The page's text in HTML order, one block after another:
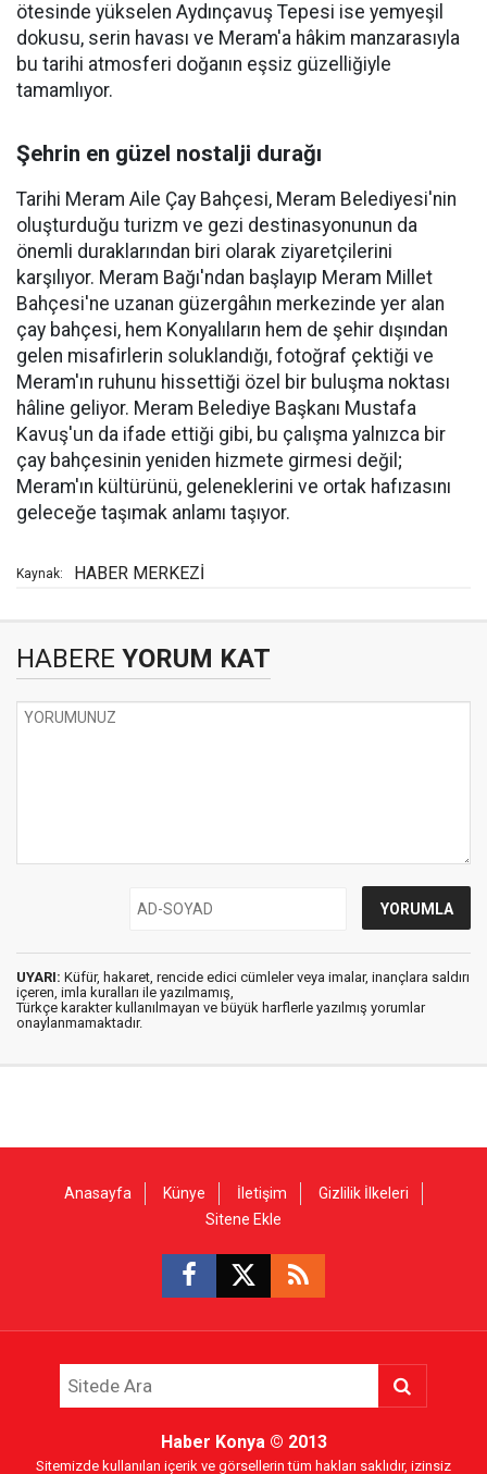
ötesinde yükselen Aydınçavuş Tepesi ise yemyeşil
dokusu, serin havası ve Meram'a hâkim manzarasıyla
bu tarihi atmosferi doğanın eşsiz güzelliğiyle
tamamlıyor.
Şehrin en güzel nostalji durağı
Tarihi Meram Aile Çay Bahçesi, Meram Belediyesi'nin
oluşturduğu turizm ve gezi destinasyonunun da
önemli duraklarından biri olarak ziyaretçilerini
karşılıyor. Meram Bağı'ndan başlayıp Meram Millet
Bahçesi'ne uzanan güzergâhın merkezinde yer alan
çay bahçesi, hem Konyalıların hem de şehir dışından
gelen misafirlerin soluklandığı, fotoğraf çektiği ve
Meram'ın ruhunu hissettiği özel bir buluşma noktası
hâline geliyor. Meram Belediye Başkanı Mustafa
Kavuş'un da ifade ettiği gibi, bu çalışma yalnızca bir
çay bahçesinin yeniden hizmete girmesi değil;
Meram'ın kültürünü, geleneklerini ve ortak hafızasını
geleceğe taşımak anlamı taşıyor.
Kaynak: HABER MERKEZİ
HABERE YORUM KAT
UYARI: Küfür, hakaret, rencide edici cümleler veya imalar, inançlara saldırı
içeren, imla kuralları ile yazılmamış,
Türkçe karakter kullanılmayan ve büyük harflerle yazılmış yorumlar
onaylanmamaktadır.
Anasayfa Künye İletişim
Gizlilik İlkeleri
Sitene Ekle
Haber Konya© 2013
Sitemizde kullanılan içerik ve görsellerin tüm hakları saklıdır, izinsiz